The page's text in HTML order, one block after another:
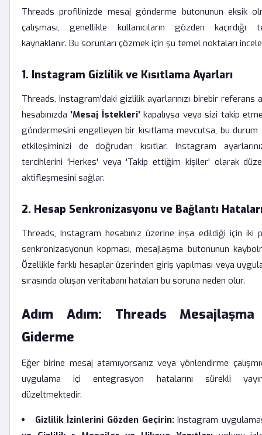
Threads profilinizde mesaj gönderme butonunun eksik
çalışması, genellikle kullanıcıların gözden kaçırdığı
kaynaklanır. Bu sorunları çözmek için şu temel noktaları
1. Instagram Gizlilik ve Kısıtlama Ayarları
Threads, Instagram'daki gizlilik ayarlarınızı birebir referans
hesabınızda 'Mesaj İstekleri'kapalıysa veya sizi takip
göndermesini engelleyen bir kısıtlama mevcutsa, bu
etkileşiminizi de doğrudan kısıtlar. Instagram
tercihlerini 'Herkes' veya 'Takip ettiğim kişiler' olarak
aktifleşmesini sağlar.
2. Hesap Senkronizasyonu ve Bağlantı
Threads, Instagram hesabınız üzerine inşa edildiği için iki
senkronizasyonun kopması, mesajlaşma butonunun
Özellikle farklı hesaplar üzerinden giriş yapılması veya
sırasında oluşan veritabanı hataları bu soruna neden olur.
Adım Adım: Threads Mesajlaşma
Giderme
Eğer birine mesaj atamıyorsanız veya yönlendirme
uygulama içi entegrasyon hatalarını sürekli
düzeltmektedir.
Gizlilik İzinlerini Gözden Geçirin:Instagram